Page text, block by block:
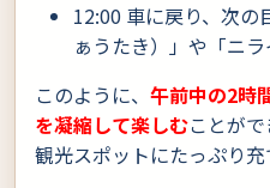
12:00 車に戻り、次の
ぁうたき）」や「ニラ
このように、 午前中の2時
を凝縮して楽しむことが
観光スポットにたっぷり充